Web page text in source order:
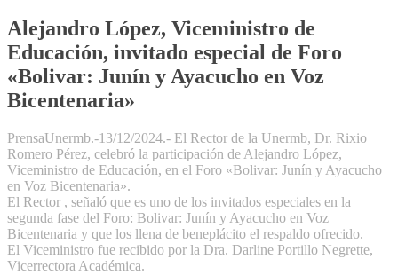
Alejandro López, Viceministro de
Educación, invitado especial de Foro
«Bolivar: Junín y Ayacucho en Voz
Bicentenaria»
PrensaUnermb.-13/12/2024.- El Rector de la Unermb, Dr. Rixio
Romero Pérez, celebró la participación de Alejandro López,
Viceministro de Educación, en el Foro «Bolivar: Junín y Ayacucho
en Voz Bicentenaria».
El Rector , señaló que es uno de los invitados especiales en la
segunda fase del Foro: Bolivar: Junín y Ayacucho en Voz
Bicentenaria y que los llena de beneplácito el respaldo ofrecido.
El Viceministro fue recibido por la Dra. Darline Portillo Negrette,
Vicerrectora Académica.